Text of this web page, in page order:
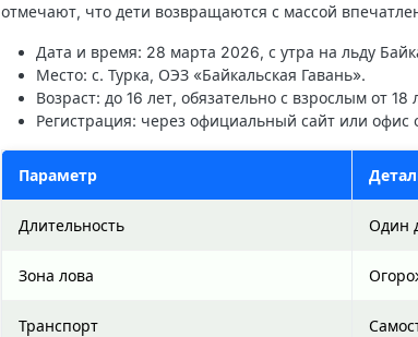
отмечают, что дети возвращаются с массой
Дата и время: 28 марта 2026, с утра на льду
Место: с. Турка, ОЭЗ «Байкальская Гавань».
Возраст: до 16 лет, обязательно с взрослым от 18
Регистрация: через официальный сайт или офис
Параметр
Длительность Один
Зона лова
Транспорт